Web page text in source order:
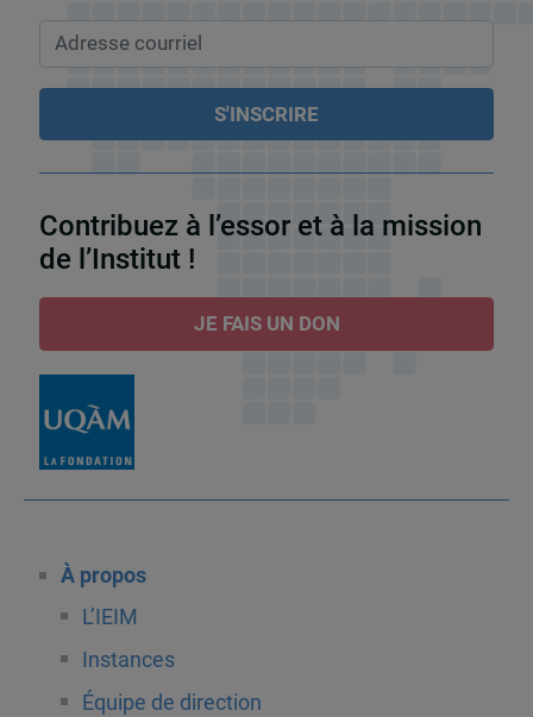
Contribuez à l’essor et à la mission
de l’Institut !
JE FAIS UN DON
À propos
L’IEIM
Instances
Équipe de direction